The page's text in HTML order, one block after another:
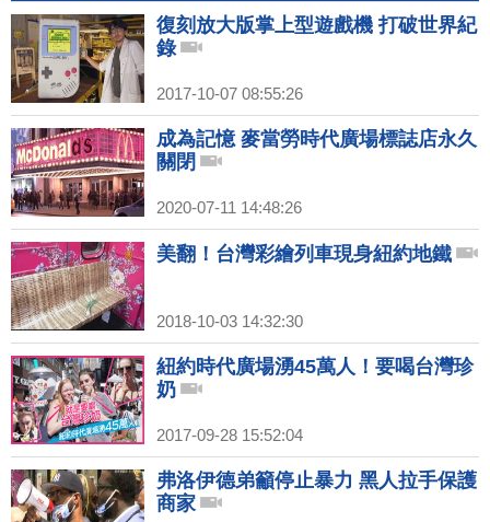
復刻放大版掌上型遊戲機 打破世界紀
錄
2017-10-07 08:55:26
成為記憶 麥當勞時代廣場標誌店永久
關閉
2020-07-11 14:48:26
美翻！台灣彩繪列車現身紐約地鐵
2018-10-03 14:32:30
紐約時代廣場湧45萬人！要喝台灣珍
奶
2017-09-28 15:52:04
弗洛伊德弟籲停止暴力 黑人拉手保護
商家